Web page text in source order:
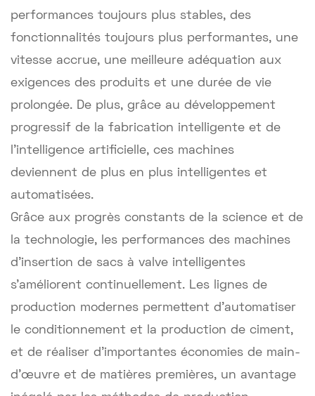
performances toujours plus stables, des
fonctionnalités toujours plus performantes, une
vitesse accrue, une meilleure adéquation aux
exigences des produits et une durée de vie
prolongée. De plus, grâce au développement
progressif de la fabrication intelligente et de
l'intelligence artificielle, ces machines
deviennent de plus en plus intelligentes et
automatisées.
Grâce aux progrès constants de la science et de
la technologie, les performances des machines
d'insertion de sacs à valve intelligentes
s'améliorent continuellement. Les lignes de
production modernes permettent d'automatiser
le conditionnement et la production de ciment,
et de réaliser d'importantes économies de main-
d'œuvre et de matières premières, un avantage